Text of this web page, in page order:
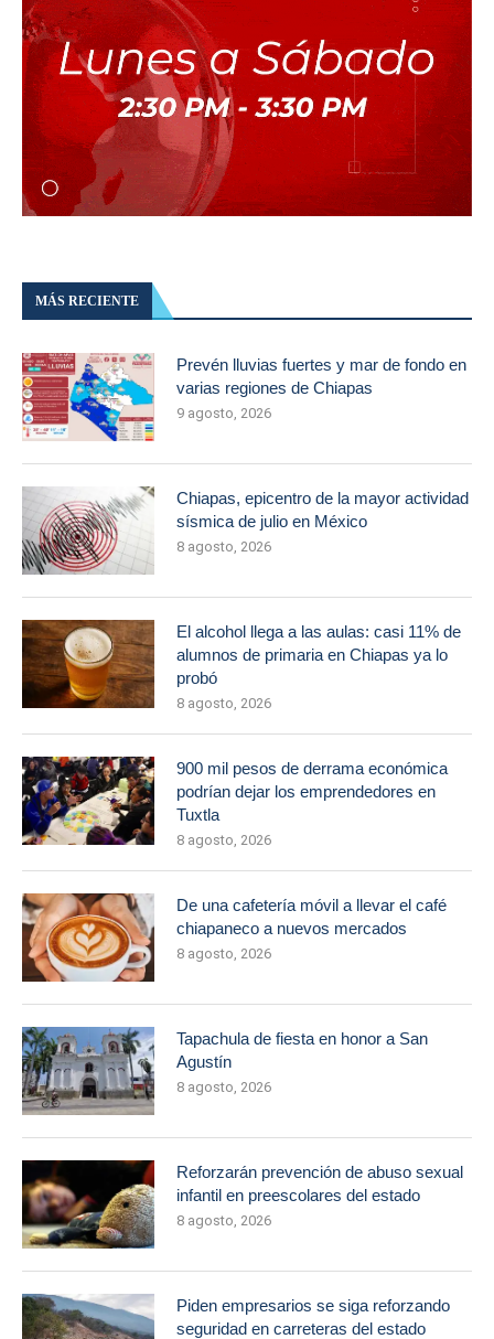
MÁS RECIENTE
Prevén lluvias fuertes y mar de fondo en
varias regiones de Chiapas
9 agosto, 2026
Chiapas, epicentro de la mayor actividad
sísmica de julio en México
8 agosto, 2026
El alcohol llega a las aulas: casi 11% de
alumnos de primaria en Chiapas ya lo
probó
8 agosto, 2026
900 mil pesos de derrama económica
podrían dejar los emprendedores en
Tuxtla
8 agosto, 2026
De una cafetería móvil a llevar el café
chiapaneco a nuevos mercados
8 agosto, 2026
Tapachula de fiesta en honor a San
Agustín
8 agosto, 2026
Reforzarán prevención de abuso sexual
infantil en preescolares del estado
8 agosto, 2026
Piden empresarios se siga reforzando
seguridad en carreteras del estado